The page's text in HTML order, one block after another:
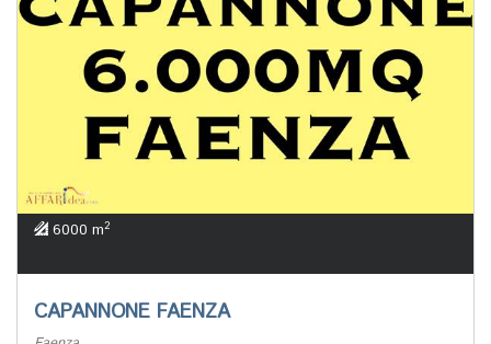
6000 m2
CAPANNONE FAENZA